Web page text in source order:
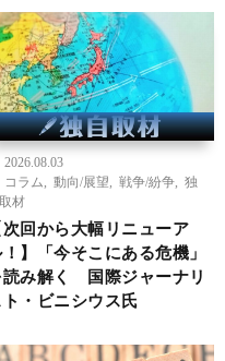
2026.08.03
コラム
動向/展望 戦争/紛争
独
材
次回から大幅リニューア
】「今そこにある危機」
読み解く 国際ジャーナリ
ト・ビニシウス氏